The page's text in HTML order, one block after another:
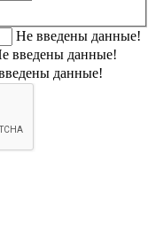
Не введены данные!
введены данные!
данные!